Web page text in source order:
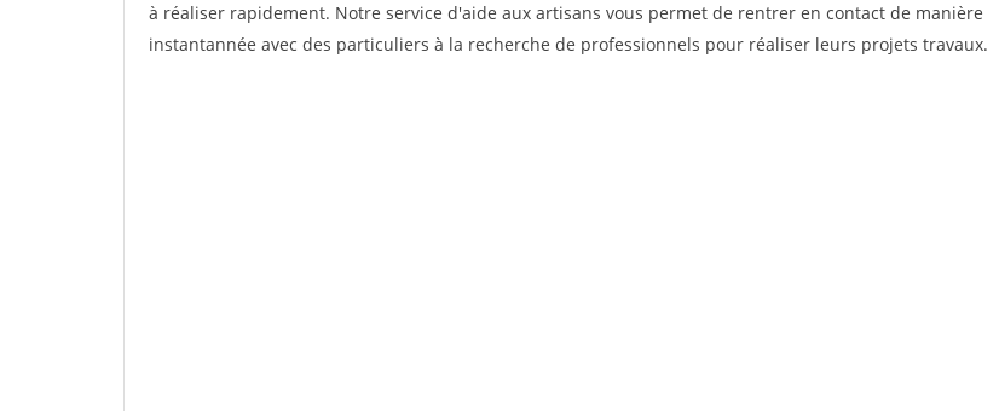
à réaliser rapidement. Notre service d'aide aux artisans vous permet de rentrer en contact de manière
instantannée avec des particuliers à la recherche de professionnels pour réaliser leurs projets travaux.